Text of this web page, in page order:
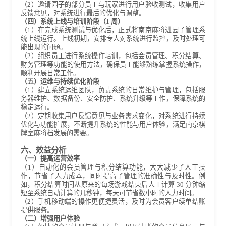
（2）邀请园子的部分员工与玩家进行用户验收测试，收集用户
反馈意见，对系统进行最后的优化与调整。
（四）系统上线与培训阶段（1 周）
（1）在完成系统测试与优化后，正式将南京麻将进园子管理系
统上线运行。上线初期，安排专人对系统进行监控，及时处理可
能出现的问题。
（2）组织员工进行系统操作培训，包括会员管理、积分结算、
财务管理等功能的使用方法，确保员工能够熟练掌握系统操作，
顺利开展日常工作。
（五）运维与持续优化阶段
（1）建立系统运维团队，负责系统的日常维护与管理，包括服
务器维护、数据备份、安全防护、系统升级等工作，保障系统的
稳定运行。
（2）定期收集用户反馈意见与业务需求变化，对系统进行持续
优化与功能扩展，不断提升系统的性能与用户体验，满足南京棋
牌室麻将档发展的需要。
六、效益分析
（一）提高运营效率
（1）自动化的会员管理与积分结算功能，大大减少了人工操
作，节省了人力成本，同时提高了管理的准确性与及时性。例
如，积分结算时间从原来的每场游戏结束后人工计算 30 分钟缩
短至系统自动计算的几秒钟，每天可节省数小时的人力时间。
（2）手机移动端的操作更便捷灵活，及时为会员客户续单结账
提供服务。
（二）增强用户体验